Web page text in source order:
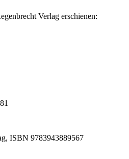
Verlag erschienen:
ISBN 9783943889567